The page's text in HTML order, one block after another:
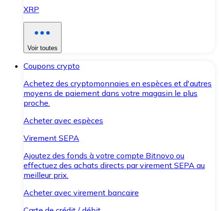
XRP
Voir toutes
Coupons crypto
Achetez des cryptomonnaies en espèces et d'autres
moyens de paiement dans votre magasin le plus
proche.
Acheter avec espèces
Virement SEPA
Ajoutez des fonds à votre compte Bitnovo ou
effectuez des achats directs par virement SEPA au
meilleur prix.
Acheter avec virement bancaire